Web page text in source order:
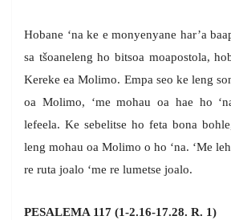
Hobane ‘na ke e monyenyane har’a
sa tšoaneleng ho bitsoa moapostola,
Kereke ea Molimo. Empa seo ke leng
oa Molimo, ‘me mohau oa hae ho
lefeela. Ke sebelitse ho feta bona
leng mohau oa Molimo o ho ‘na. ‘Me
re ruta joalo ‘me re lumetse joalo.
PESALEMA 117 (1-2.16-17.28. R. 1)